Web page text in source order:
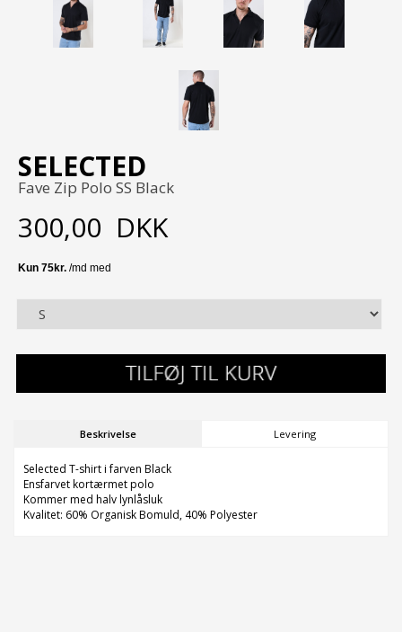
SELECTED
Fave Zip Polo SS Black
300,00 DKK
Beskrivelse Levering
Selected T-shirt i farven Black
Ensfarvet kortærmet polo
Kommer med halv lynlåsluk
Kvalitet: 60% Organisk Bomuld, 40% Polyester